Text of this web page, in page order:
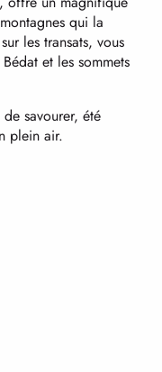
qui la
les transats, vous
et les sommets
savourer, été
plein air.